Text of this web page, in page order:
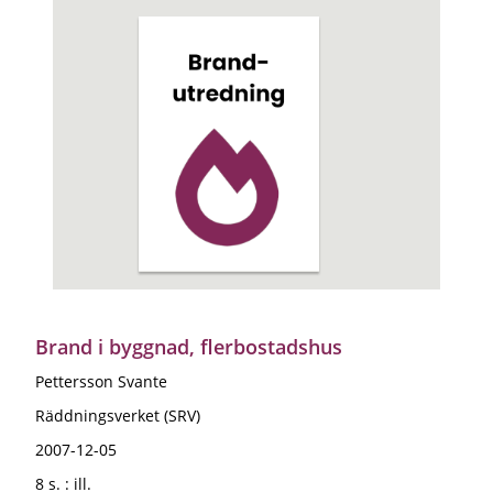
Brand i byggnad, flerbostadshus
Pettersson Svante
Räddningsverket (SRV)
2007-12-05
8 s. : ill.